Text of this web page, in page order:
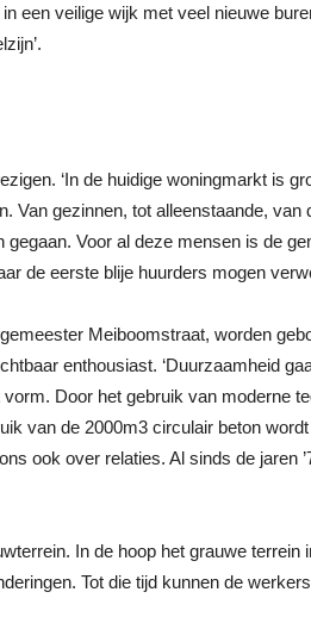
een veilige wijk met veel nieuwe
‘In de huidige woningmarkt is
Van gezinnen, tot alleenstaande, van
Voor al deze mensen is de
de eerste blije huurders mogen
Meiboomstraat, worden
enthousiast. ‘Duurzaamheid
Door het gebruik van moderne
van de 2000m3 circulair beton
ook over relaties. Al sinds de jaren
In de hoop het grauwe terrein
Tot die tijd kunnen de